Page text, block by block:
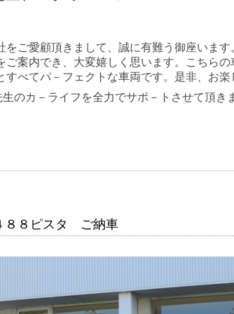
をご愛顧頂きまして、誠に有難う御座いま
ご案内でき、大変嬉しく思います。こちら
すべてパ－フェクトな車両です。是非、お楽
のカ－ライフを全力でサポ－トさせて頂
８８ピスタ ご納車